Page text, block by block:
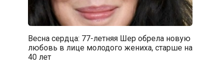
Весна сердца: 77-летняя Шер обрела новую
любовь в лице молодого жениха, старше на
40 лет